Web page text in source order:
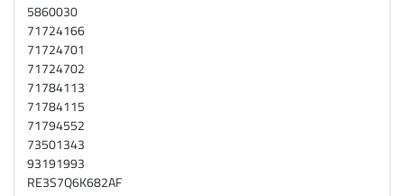
5860030
71724166
71724701
71724702
71784113
71784115
71794552
73501343
93191993
RE3S7Q6K682AF